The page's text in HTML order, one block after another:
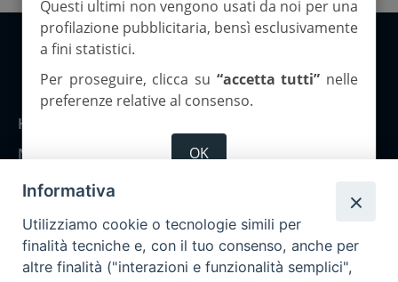
Copyright 2026 ©Corriere Cesenate
Home
Notizie
Rubriche
Chi siamo
Come abbonarsi
Contatti
Questi ultimi non vengono usati da noi per una
profilazione pubblicitaria, bensì esclusivamente
a fini statistici.
Per proseguire, clicca su “accetta tutti” nelle
preferenze relative al consenso.
OK
Informativa
Utilizziamo cookie o tecnologie simili per
finalità tecniche e, con il tuo consenso, anche per
altre finalità ("interazioni e funzionalità semplici",